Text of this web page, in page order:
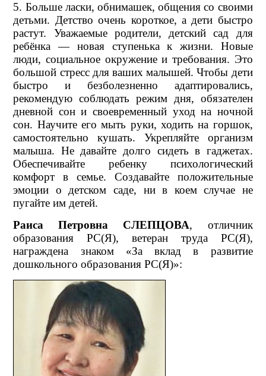
5. Больше ласки, обнимашек, общения со своими
детьми. Детство очень короткое, а дети быстро
растут. Уважаемые родители, детский сад для
ребёнка — новая ступенька к жизни. Новые
люди, социальное окружение и требования. Это
большой стресс для ваших малышей. Чтобы дети
быстро и безболезненно адаптировались,
рекомендую соблюдать режим дня, обязателен
дневной сон и своевременный уход на ночной
сон. Научите его мыть руки, ходить на горшок,
самостоятельно кушать. Укрепляйте организм
малыша. Не давайте долго сидеть в гаджетах.
Обеспечивайте ребенку психологический
комфорт в семье. Создавайте положительные
эмоции о детском саде, ни в коем случае не
пугайте им детей.
Раиса Петровна СЛЕПЦОВА, отличник
образования РС(Я), ветеран труда РС(Я),
награждена знаком «За вклад в развитие
дошкольного образования РС(Я)»: